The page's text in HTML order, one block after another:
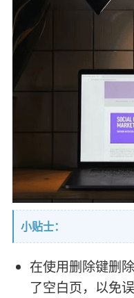
小贴士：
在使用删除键删
了空白页，以免